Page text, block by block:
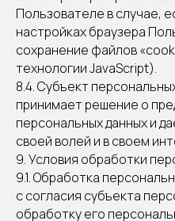
Пользователе в случае,
настройках браузера
сохранение файлов
технологии JavaScript).
8.4. Субъект
принимает решение о
персональных данных и
своей волей и в своем
9. Условия обработки
9.1. Обработка
с согласия субъекта
обработку его